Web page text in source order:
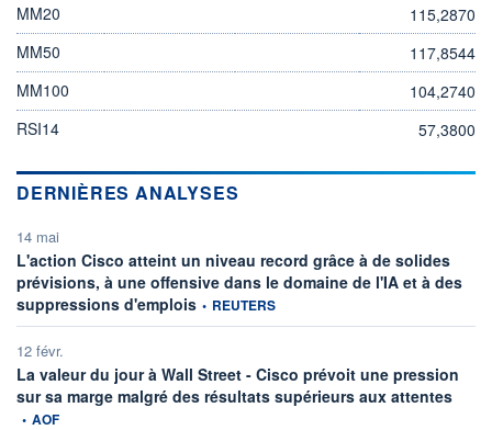
MM20
115,2870
MM50
117,8544
MM100
104,2740
RSI14
57,3800
DERNIÈRES ANALYSES
14 mai
L'action Cisco atteint un niveau record grâce à de solides
prévisions, à une offensive dans le domaine de l'IA et à des
suppressions d'emplois information fournie par
• REUTERS
12 févr.
La valeur du jour à Wall Street - Cisco prévoit une pression
sur sa marge malgré des résultats supérieurs aux attentes
• AOF